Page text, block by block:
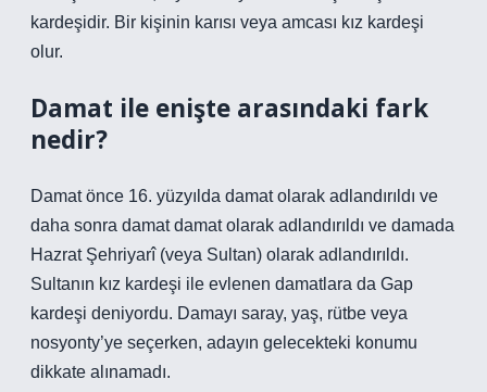
kardeşidir. Bir kişinin karısı veya amcası kız kardeşi
olur.
Damat ile enişte arasındaki fark
nedir?
Damat önce 16. yüzyılda damat olarak adlandırıldı ve
daha sonra damat damat olarak adlandırıldı ve damada
Hazrat Şehriyarî (veya Sultan) olarak adlandırıldı.
Sultanın kız kardeşi ile evlenen damatlara da Gap
kardeşi deniyordu. Damayı saray, yaş, rütbe veya
nosyonty’ye seçerken, adayın gelecekteki konumu
dikkate alınamadı.